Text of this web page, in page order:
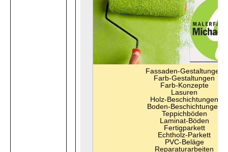
Fassaden-Gestaltungen
Farb-Gestaltungen
Farb-Konzepte
Lasuren
Holz-Beschichtungen
Boden-Beschichtungen
Teppichböden
Laminat-Böden
Fertigparkett
Echtholz-Parkett
PVC-Beläge
Reparaturarbeiten